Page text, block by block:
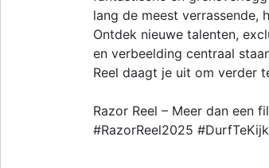
lang de meest verrassende,
Ontdek nieuwe talenten,
en verbeelding centraal
Reel daagt je uit om verder
Razor Reel – Meer dan een
#RazorReel2025